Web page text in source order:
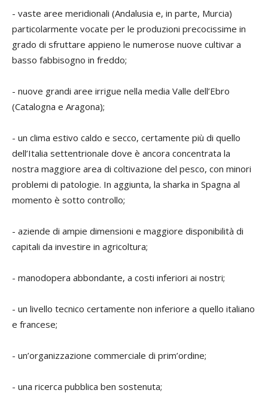
- vaste aree meridionali (Andalusia e, in parte, Murcia)
particolarmente vocate per le produzioni precocissime in
grado di sfruttare appieno le numerose nuove cultivar a
basso fabbisogno in freddo;
- nuove grandi aree irrigue nella media Valle dell’Ebro
(Catalogna e Aragona);
- un clima estivo caldo e secco, certamente più di quello
dell’Italia settentrionale dove è ancora concentrata la
nostra maggiore area di coltivazione del pesco, con minori
problemi di patologie. In aggiunta, la sharka in Spagna al
momento è sotto controllo;
- aziende di ampie dimensioni e maggiore disponibilità di
capitali da investire in agricoltura;
- manodopera abbondante, a costi inferiori ai nostri;
- un livello tecnico certamente non inferiore a quello italiano
e francese;
- un’organizzazione commerciale di prim’ordine;
- una ricerca pubblica ben sostenuta;